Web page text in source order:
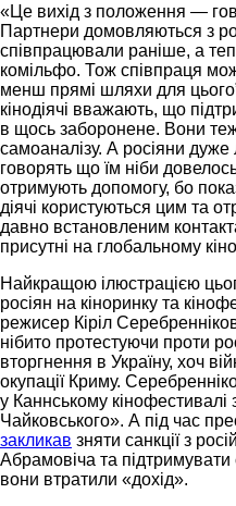
«Це вихід з положення —
Партнери домовляються з
співпрацювали раніше, а
комільфо. Тож співпраця
менш прямі шляхи для
кінодіячі вважають, що
в щось заборонене. Вони
самоаналізу. А росіяни дуже
говорять що їм ніби
отримують допомогу, бо
діячі користуються цим та
давно встановленим
присутні на глобальному
Найкращою ілюстрацією
росіян на кіноринку та
режисер Кіріл
нібито протестуючи проти
вторгнення в Україну, хоч
окупації Криму.
у Каннському
Чайковського». А під час
закликав зняти санкції з
Абрамовіча та підтримувати
вони втратили «дохід».